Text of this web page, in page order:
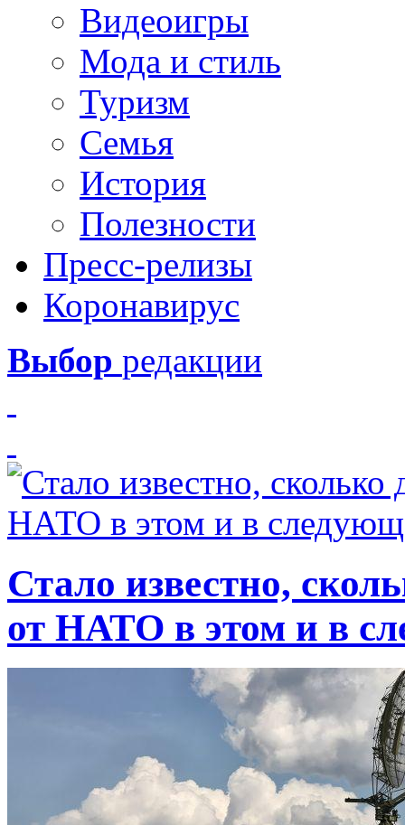
Видеоигры
Мода и стиль
Туризм
Семья
История
Полезности
Пресс-релизы
Коронавирус
Выбор редакции
Стало известно,
от НАТО в этом и в